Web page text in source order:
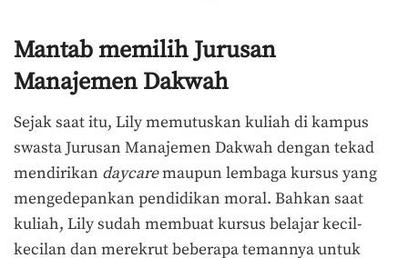
Mantab memilih Jurusan
Manajemen Dakwah
Sejak saat itu, Lily memutuskan kuliah di kampus
swasta Jurusan Manajemen Dakwah dengan tekad
mendirikan daycaremaupun lembaga kursus yang
mengedepankan pendidikan moral. Bahkan saat
kuliah, Lily sudah membuat kursus belajar kecil-
kecilan dan merekrut beberapa temannya untuk